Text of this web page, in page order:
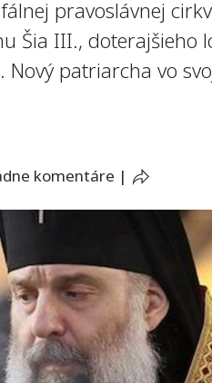
pravoslávnej
Šia III.,
patriarcha vo
komentáre |